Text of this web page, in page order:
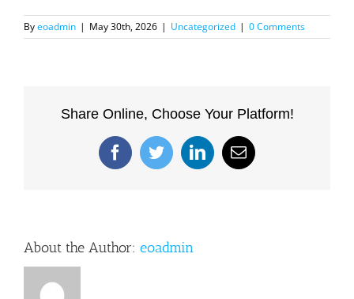
Byeoadmin | May 30th, 2026 | Uncategorized | 0 Comments
Share Online, Choose Your Platform!
FacebookTwitterLinkedIn
Email
About the Author: eoadmin